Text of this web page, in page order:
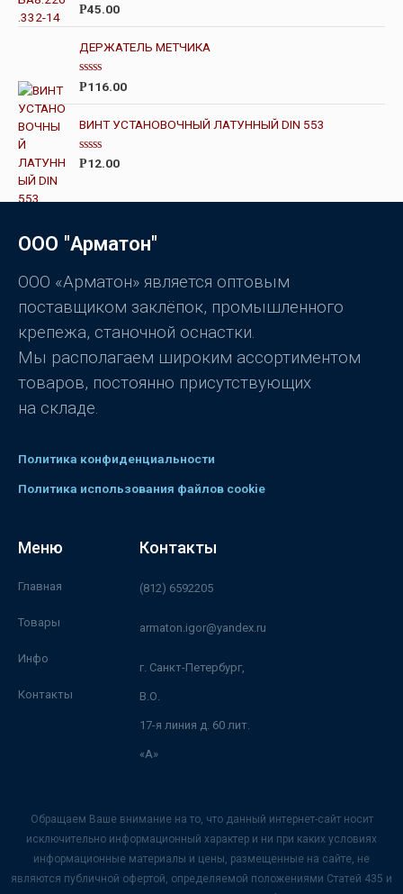
и
з
О
е
н
к
а
и
з
Р45.00
ДЕРЖАТЕЛЬ МЕТЧИКА
О
е
н
к
а
и
Р116.00
ВИНТ УСТАНОВОЧНЫЙ ЛАТУННЫЙ DIN 553
О
и
з
Р12.00
ООО "Арматон"
ООО «Арматон» является оптовым
поставщиком заклёпок, промышленного
крепежа, станочной оснастки.
Мы располагаем широким ассортиментом
товаров, постоянно присутствующих
на складе.
Политика конфиденциальности
Политика использования файлов cookie
Меню
Главная
Товары
Инфо
Контакты
Контакты
(812) 6592205
armaton.igor@yandex.ru
г. Санкт-Петербург,
В.О.
17-я линия д. 60 лит.
«А»
Обращаем Ваше внимание на то, что данный интернет-сайт носит
исключительно информационный характер и ни при каких условиях
информационные материалы и цены, размещенные на сайте, не
являются публичной офертой, определяемой положениями Статей 435 и